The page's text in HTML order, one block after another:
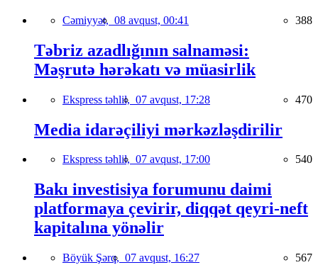
Cəmiyyət, 08 avqust, 00:41 388
Təbriz azadlığının salnaməsi:
Məşrutə hərəkatı və müasirlik
Ekspress təhlil, 07 avqust, 17:28 470
Media idarəçiliyi mərkəzləşdirilir
Ekspress təhlil, 07 avqust, 17:00 540
Bakı investisiya forumunu daimi
platformaya çevirir, diqqət qeyri-neft
kapitalına yönəlir
Böyük Şərq, 07 avqust, 16:27 567